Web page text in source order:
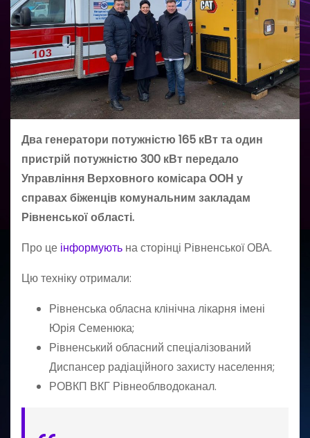
Два генератори потужністю 165 кВт та один
пристрій потужністю 300 кВт передало
Управління Верховного комісара ООН у
справах біженців комунальним закладам
Рівненської області.
Про це інформують на сторінці Рівненської ОВА.
Цю техніку отримали:
Рівненська обласна клінічна лікарня імені
Юрія Семенюка;
Рівненський обласний спеціалізований
Диспансер радіаційного захисту населення;
РОВКП ВКГ Рівнеоблводоканал.